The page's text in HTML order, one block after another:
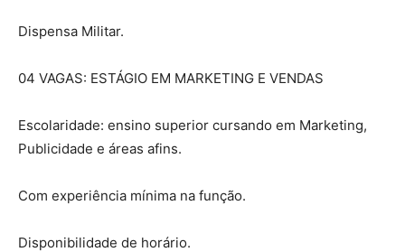
Dispensa Militar.
04 VAGAS: ESTÁGIO EM MARKETING E VENDAS
Escolaridade: ensino superior cursando em Marketing,
Publicidade e áreas afins.
Com experiência mínima na função.
Disponibilidade de horário.